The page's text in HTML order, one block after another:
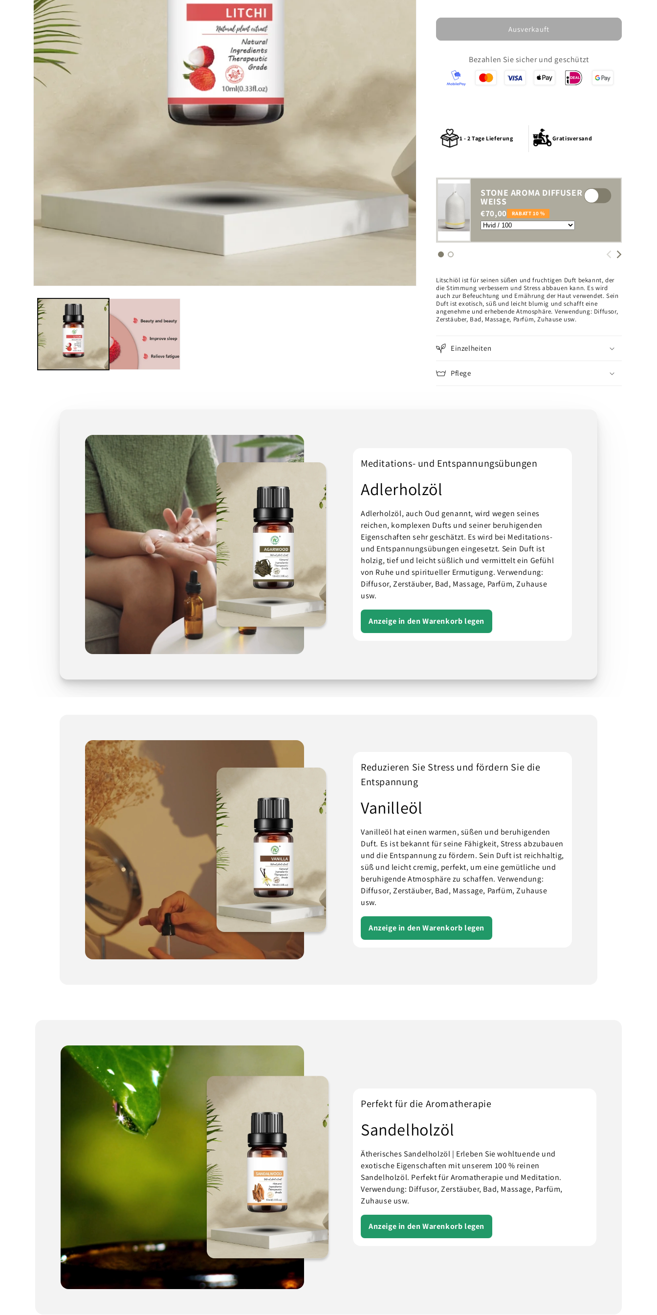
Ausverkauft
Bezahlen Sie sicher und geschützt
1 - 2 Tage Lieferung Gratisversand
STONE AROMA DIFFUSER
WEISS
€70,00 RABATT 10 %
Litschiöl ist für seinen süßen und fruchtigen Duft bekannt, der
die Stimmung verbessern und Stress abbauen kann. Es wird
auch zur Befeuchtung und Ernährung der Haut verwendet. Sein
Duft ist exotisch, süß und leicht blumig und schafft eine
angenehme und erhebende Atmosphäre. Verwendung: Diffusor,
Zerstäuber, Bad, Massage, Parfüm, Zuhause usw.
Einzelheiten
Pflege
Meditations- und Entspannungsübungen
Adlerholzöl
Adlerholzöl, auch Oud genannt, wird wegen seines
reichen, komplexen Dufts und seiner beruhigenden
Eigenschaften sehr geschätzt. Es wird bei Meditations-
und Entspannungsübungen eingesetzt. Sein Duft ist
holzig, tief und leicht süßlich und vermittelt ein Gefühl
von Ruhe und spiritueller Ermutigung. Verwendung:
Diffusor, Zerstäuber, Bad, Massage, Parfüm, Zuhause
usw.
Anzeige in den Warenkorb legen
Reduzieren Sie Stress und fördern Sie die
Entspannung
Vanilleöl
Vanilleöl hat einen warmen, süßen und beruhigenden
Duft. Es ist bekannt für seine Fähigkeit, Stress abzubauen
und die Entspannung zu fördern. Sein Duft ist reichhaltig,
süß und leicht cremig, perfekt, um eine gemütliche und
beruhigende Atmosphäre zu schaffen. Verwendung:
Diffusor, Zerstäuber, Bad, Massage, Parfüm, Zuhause
usw.
Anzeige in den Warenkorb legen
Perfekt für die Aromatherapie
Sandelholzöl
Ätherisches Sandelholzöl | Erleben Sie wohltuende und
exotische Eigenschaften mit unserem 100 % reinen
Sandelholzöl. Perfekt für Aromatherapie und Meditation.
Verwendung: Diffusor, Zerstäuber, Bad, Massage, Parfüm,
Zuhause usw.
Anzeige in den Warenkorb legen